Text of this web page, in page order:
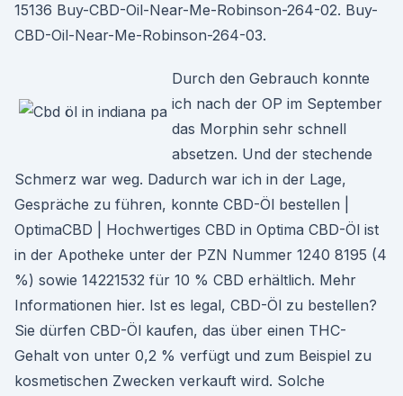
15136 Buy-CBD-Oil-Near-Me-Robinson-264-02. Buy-
CBD-Oil-Near-Me-Robinson-264-03.
Durch den Gebrauch konnte
ich nach der OP im September
das Morphin sehr schnell
absetzen. Und der stechende
Schmerz war weg. Dadurch war ich in der Lage,
Gespräche zu führen, konnte CBD-Öl bestellen |
OptimaCBD | Hochwertiges CBD in Optima CBD-Öl ist
in der Apotheke unter der PZN Nummer 1240 8195 (4
%) sowie 14221532 für 10 % CBD erhältlich. Mehr
Informationen hier. Ist es legal, CBD-Öl zu bestellen?
Sie dürfen CBD-Öl kaufen, das über einen THC-
Gehalt von unter 0,2 % verfügt und zum Beispiel zu
kosmetischen Zwecken verkauft wird. Solche